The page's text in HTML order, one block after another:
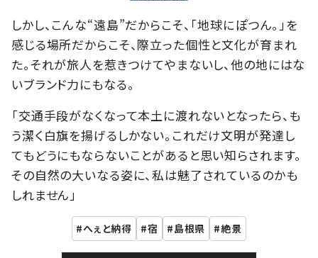
しかし、こんな“遠島”だからこそ、「地球にぽつん。」を
感じる場所だからこそ、際立った個性と文化が育まれ
た。それが旅人を惹きつけてやまないし、他の地にはな
いブランド力にもなる。
「交通手段がなくなって本土に渡れないとなったら、も
う潔く白旗を揚げるしかない。これだけ文明が発達し
てもどうにもならないことがあると思い知らされます。
その自然の大いなる姿に、私は魅了されているのかも
しれません」
へぇと納得 宿 島根県 絶景